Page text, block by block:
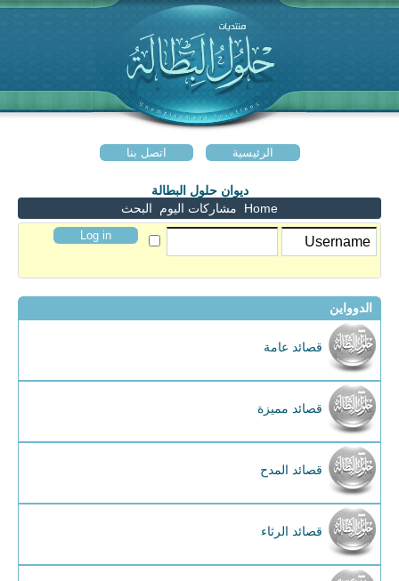
الرئيسية اتصل بنا
ديوان حلول البطالة
Home
مشاركات اليوم البحث
الدوواين
قصائد عامة
قصائد مميزة
قصائد المدح
قصائد الرثاء